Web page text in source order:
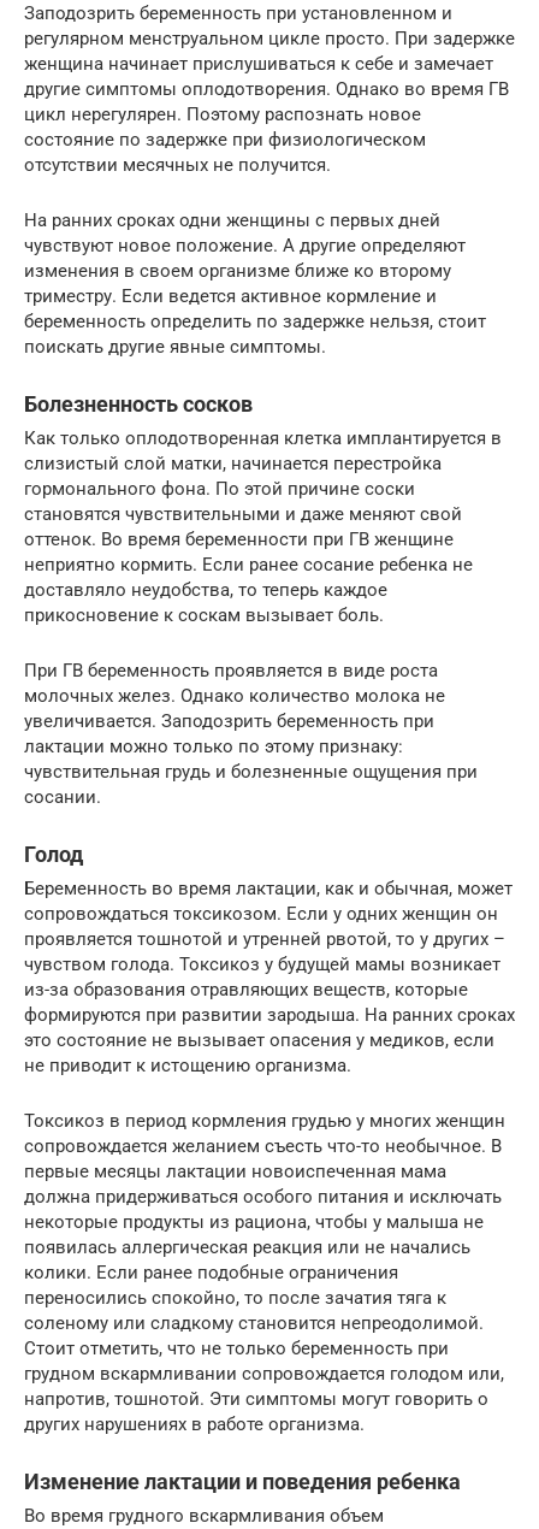
Заподозрить беременность при установленном и
регулярном менструальном цикле просто. При задержке
женщина начинает прислушиваться к себе и замечает
другие симптомы оплодотворения. Однако во время ГВ
цикл нерегулярен. Поэтому распознать новое
состояние по задержке при физиологическом
отсутствии месячных не получится.
На ранних сроках одни женщины с первых дней
чувствуют новое положение. А другие определяют
изменения в своем организме ближе ко второму
триместру. Если ведется активное кормление и
беременность определить по задержке нельзя, стоит
поискать другие явные симптомы.
Болезненность сосков
Как только оплодотворенная клетка имплантируется в
слизистый слой матки, начинается перестройка
гормонального фона. По этой причине соски
становятся чувствительными и даже меняют свой
оттенок. Во время беременности при ГВ женщине
неприятно кормить. Если ранее сосание ребенка не
доставляло неудобства, то теперь каждое
прикосновение к соскам вызывает боль.
При ГВ беременность проявляется в виде роста
молочных желез. Однако количество молока не
увеличивается. Заподозрить беременность при
лактации можно только по этому признаку:
чувствительная грудь и болезненные ощущения при
сосании.
Голод
Беременность во время лактации, как и обычная, может
сопровождаться токсикозом. Если у одних женщин он
проявляется тошнотой и утренней рвотой, то у других –
чувством голода. Токсикоз у будущей мамы возникает
из-за образования отравляющих веществ, которые
формируются при развитии зародыша. На ранних сроках
это состояние не вызывает опасения у медиков, если
не приводит к истощению организма.
Токсикоз в период кормления грудью у многих женщин
сопровождается желанием съесть что-то необычное. В
первые месяцы лактации новоиспеченная мама
должна придерживаться особого питания и исключать
некоторые продукты из рациона, чтобы у малыша не
появилась аллергическая реакция или не начались
колики. Если ранее подобные ограничения
переносились спокойно, то после зачатия тяга к
соленому или сладкому становится непреодолимой.
Стоит отметить, что не только беременность при
грудном вскармливании сопровождается голодом или,
напротив, тошнотой. Эти симптомы могут говорить о
других нарушениях в работе организма.
Изменение лактации и поведения ребенка
Во время грудного вскармливания объем